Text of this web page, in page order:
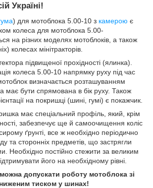
Україні!
) для мотоблока 5.00-10 з камерою є
колеса для мотоблока 5 .00-
на різних моделях мотоблоків, а також
колесах мінітракторів.
підвищеної прохідності (ялинка).
колеса 5 .00-10 напрямку руху під час
визначається розташуванням
має бути спрямована в бік руху. Також
на покришці (шині, гумі) є покажчик.
має спеціальний профіль, який, крім
забезпечує ще й самоочищення коліс
ґрунті, все ж необхідно періодично
та сторонніх предметів, що застрягли
Необхідно постійно стежити за великим
його на необхідному рівні.
допускати роботу мотоблока зі
тиском у шинах!